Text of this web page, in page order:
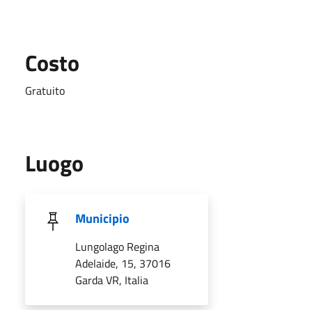
Costo
Gratuito
Luogo
Municipio
Lungolago Regina
Adelaide, 15, 37016
Garda VR, Italia